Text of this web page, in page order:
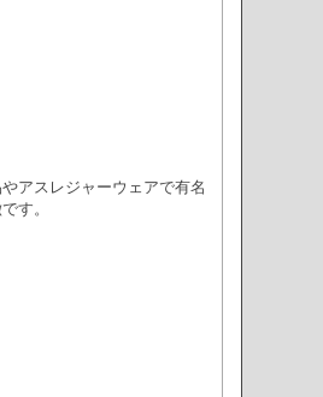
アスレジャーウェアで有名
す。